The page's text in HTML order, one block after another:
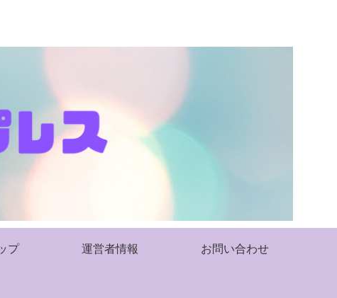
プ 運営者情報 お問い合わせ